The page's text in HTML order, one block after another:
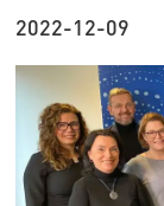
2022-12-09